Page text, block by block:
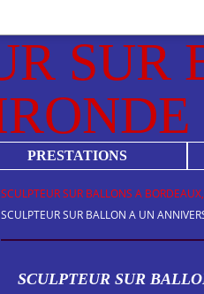
PRESTATIONS
SCULPTEUR SUR BALLONS A
SCULPTEUR SUR BALLON A UN
SCULPTEUR SUR